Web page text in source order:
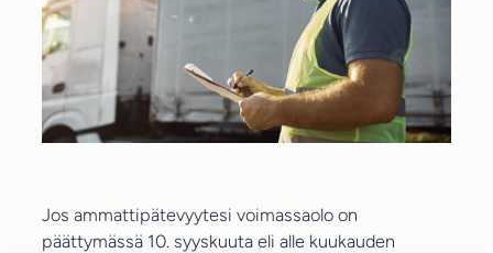
Jos ammattipätevyytesi voimassaolo on
päättymässä 10. syyskuuta eli alle kuukauden